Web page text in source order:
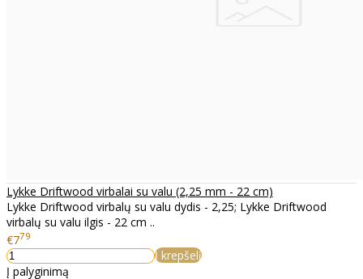
Lykke Driftwood virbalai su valu (2,25 mm - 22 cm)
Lykke Driftwood virbalų su valu dydis - 2,25; Lykke Driftwood
virbalų su valu ilgis - 22 cm ..
€779
Į krepšelį
Į palyginimą